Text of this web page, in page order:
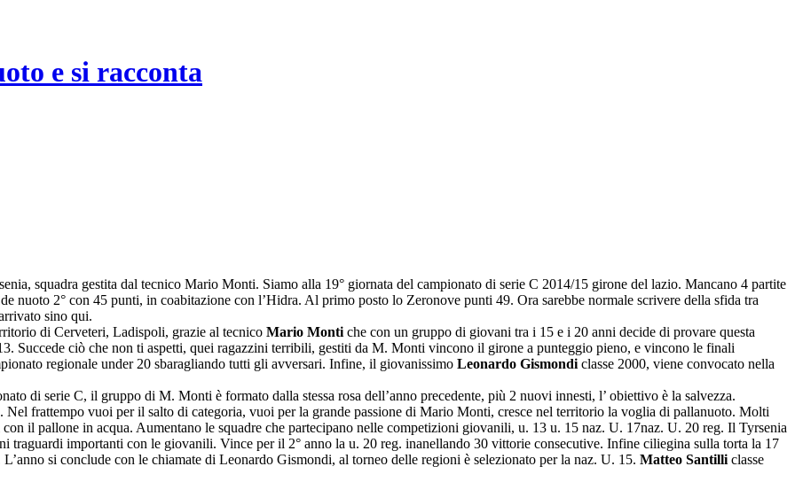
e si racconta
squadra gestita dal tecnico Mario Monti. Siamo alla 19° giornata del campionato di serie C 2014/15 girone del lazio. Mancano 4 partite
nuoto 2° con 45 punti, in coabitazione con l’Hidra. Al primo posto lo Zeronove punti 49. Ora sarebbe normale scrivere della sfida tra
sino qui.
di Cerveteri, Ladispoli, grazie al tecnico Mario Monti che con un gruppo di giovani tra i 15 e i 20 anni decide di provare questa
Succede ciò che non ti aspetti, quei ragazzini terribili, gestiti da M. Monti vincono il girone a punteggio pieno, e vincono le finali
regionale under 20 sbaragliando tutti gli avversari. Infine, il giovanissimo Leonardo Gismondi classe 2000, viene convocato nella
di serie C, il gruppo di M. Monti è formato dalla stessa rosa dell’anno precedente, più 2 nuovi innesti, l’ obiettivo è la salvezza.
Nel frattempo vuoi per il salto di categoria, vuoi per la grande passione di Mario Monti, cresce nel territorio la voglia di pallanuoto. Molti
il pallone in acqua. Aumentano le squadre che partecipano nelle competizioni giovanili, u. 13 u. 15 naz. U. 17naz. U. 20 reg. Il Tyrsenia
traguardi importanti con le giovanili. Vince per il 2° anno la u. 20 reg. inanellando 30 vittorie consecutive. Infine ciliegina sulla torta la 17
si conclude con le chiamate di Leonardo Gismondi, al torneo delle regioni è selezionato per la naz. U. 15. Matteo Santilli classe